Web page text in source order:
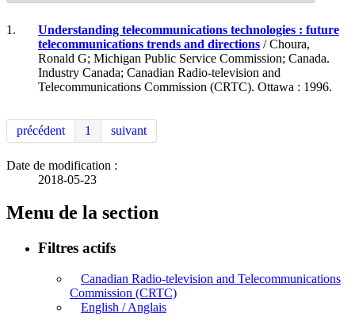
1.
Understanding telecommunications technologies : future
telecommunications trends and directions / Choura,
Ronald G; Michigan Public Service Commission; Canada.
Industry Canada; Canadian Radio-television and
Telecommunications Commission (CRTC). Ottawa : 1996.
précédent 1 suivant
Date de modification :
2018-05-23
Menu de la section
Filtres actifs
Canadian Radio-television and Telecommunications
Commission (CRTC)
English / Anglais